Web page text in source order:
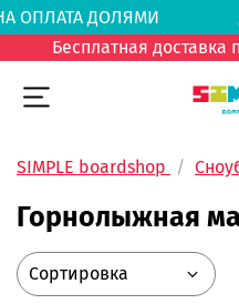
ОПЛАТА ДОЛЯМИ
Бесплатная доставка
SIMPLE boardshop
Горнолыжная